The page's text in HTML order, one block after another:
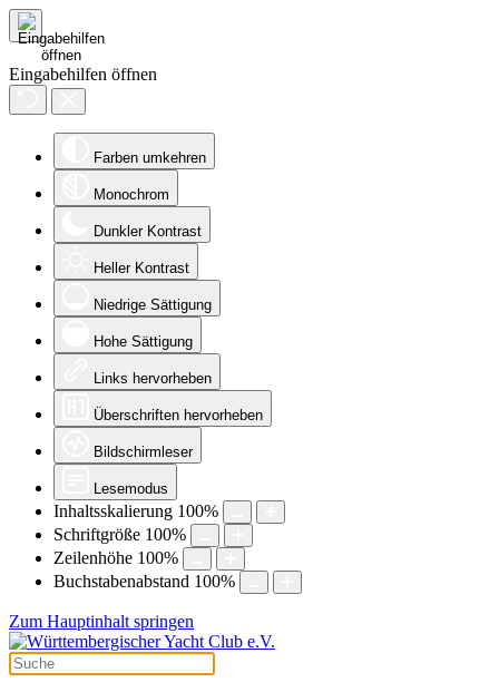
Eingabehilfen öffnen
Farben umkehren
Monochrom
Dunkler Kontrast
Heller Kontrast
Niedrige Sättigung
Hohe Sättigung
Links hervorheben
Überschriften hervorheben
Bildschirmleser
Lesemodus
Inhaltsskalierung 100%
Schriftgröße 100%
Zeilenhöhe 100%
Buchstabenabstand 100%
Zum Hauptinhalt springen